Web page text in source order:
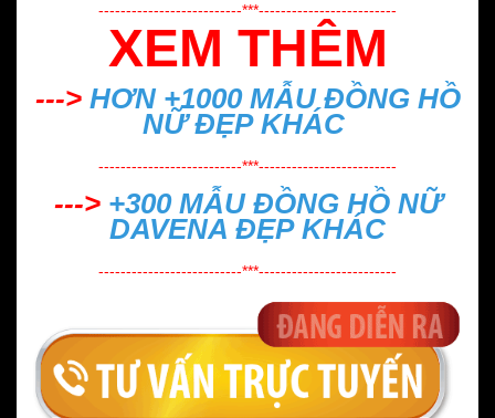
--------------------------***-------------------------
XEM THÊM
--->HƠN +1000 MẪUĐỒNG HỒ
NỮ ĐẸPKHÁC
--------------------------***-------------------------
--->+300 MẪU ĐỒNG HỒ NỮ
DAVENA ĐẸPKHÁC
--------------------------***-------------------------